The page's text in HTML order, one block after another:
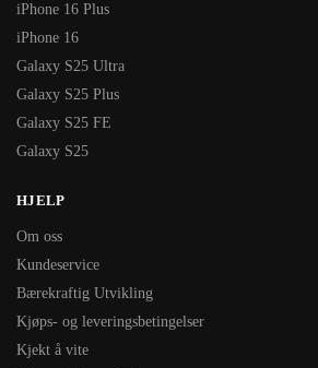
iPhone 16 Plus
iPhone 16
Galaxy S25 Ultra
Galaxy S25 Plus
Galaxy S25 FE
Galaxy S25
HJELP
Om oss
Kundeservice
Bærekraftig Utvikling
Kjøps- og leveringsbetingelser
Kjekt å vite